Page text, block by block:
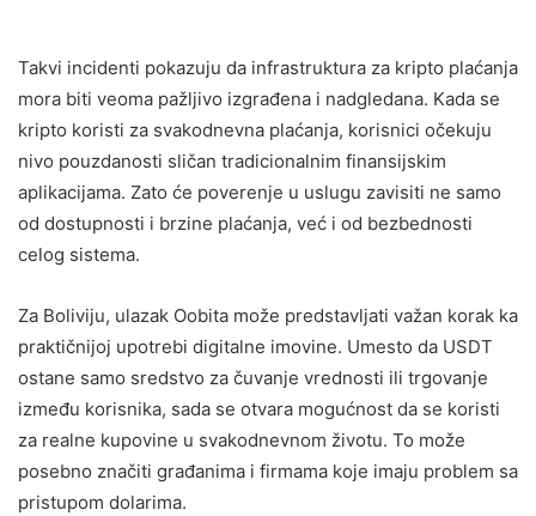
Takvi incidenti pokazuju da infrastruktura za kripto plaćanja
mora biti veoma pažljivo izgrađena i nadgledana. Kada se
kripto koristi za svakodnevna plaćanja, korisnici očekuju
nivo pouzdanosti sličan tradicionalnim finansijskim
aplikacijama. Zato će poverenje u uslugu zavisiti ne samo
od dostupnosti i brzine plaćanja, već i od bezbednosti
celog sistema.
Za Boliviju, ulazak Oobita može predstavljati važan korak ka
praktičnijoj upotrebi digitalne imovine. Umesto da USDT
ostane samo sredstvo za čuvanje vrednosti ili trgovanje
između korisnika, sada se otvara mogućnost da se koristi
za realne kupovine u svakodnevnom životu. To može
posebno značiti građanima i firmama koje imaju problem sa
pristupom dolarima.